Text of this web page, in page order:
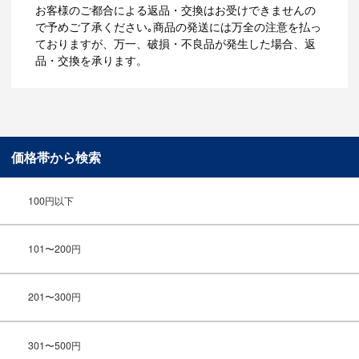
お客様のご都合による返品・交換はお受けできませんの
で予めご了承ください｡商品の発送には万全の注意を払っ
ておりますが、万一、破損・不良品が発生した場合、返
品・交換を承ります。
価格帯から検索
100円以下
101〜200円
201〜300円
301〜500円